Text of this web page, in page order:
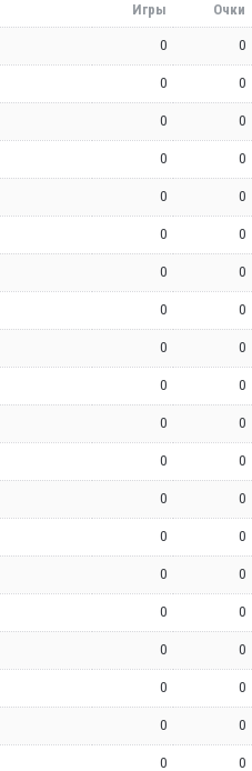
Игры Очки
0 0
0 0
0 0
0 0
0 0
0 0
0 0
0 0
0 0
0 0
0 0
0 0
0 0
0 0
0 0
0 0
0 0
0 0
0 0
0 0